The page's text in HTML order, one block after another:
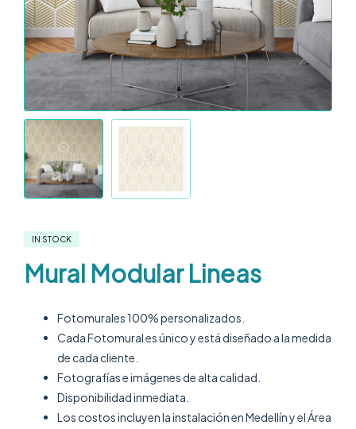
IN STOCK
Mural Modular Lineas
Fotomurales 100% personalizados.
Cada Fotomural es único y está diseñado a la medida
de cada cliente.
Fotografías e imágenes de alta calidad.
Disponibilidad inmediata.
Los costos incluyen la instalación en Medellín y el Área